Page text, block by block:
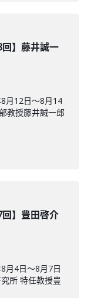
回】藤井誠一
月12日〜8月14
教授藤井誠一郎
回】豊田啓介
月4日〜8月7日
所 特任教授豊